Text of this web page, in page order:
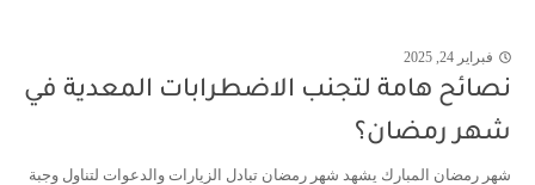
فبراير 24, 2025
نصائح هامة لتجنب الاضطرابات المعدية في
شهر رمضان؟
شهر رمضان المبارك يشهد شهر رمضان تبادل الزيارات والدعوات لتناول وجبة